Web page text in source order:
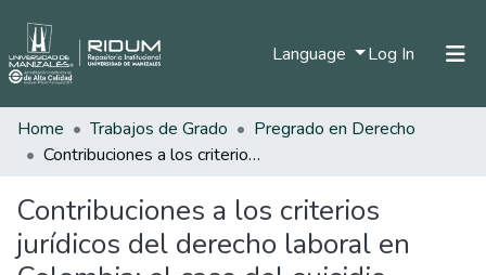
Language Log In (current)
All of DSpace
Statistics
Home Trabajos de Grado
Pregrado en Derecho
Contribuciones a los criterios jurídicos del derecho laboral en Colombia: el caso del suicidio, ¿enfermedad o accidente?
Contribuciones a los criterios
jurídicos del derecho laboral en